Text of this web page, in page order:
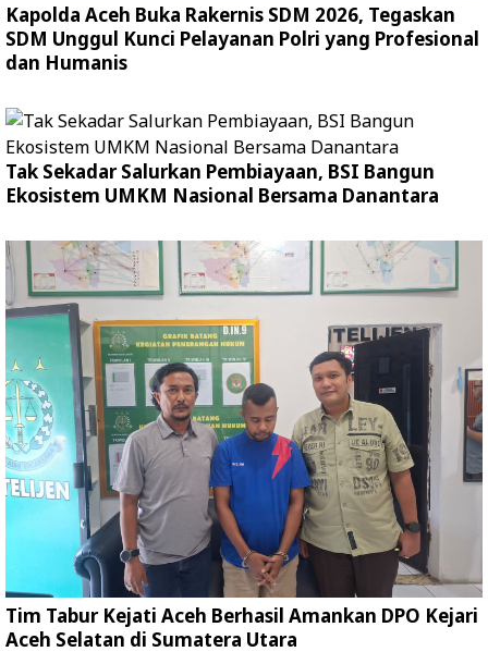
Kapolda Aceh Buka Rakernis SDM 2026, Tegaskan
SDM Unggul Kunci Pelayanan Polri yang Profesional
dan Humanis
Tak Sekadar Salurkan Pembiayaan, BSI Bangun
Ekosistem UMKM Nasional Bersama Danantara
Tim Tabur Kejati Aceh Berhasil Amankan DPO Kejari
Aceh Selatan di Sumatera Utara